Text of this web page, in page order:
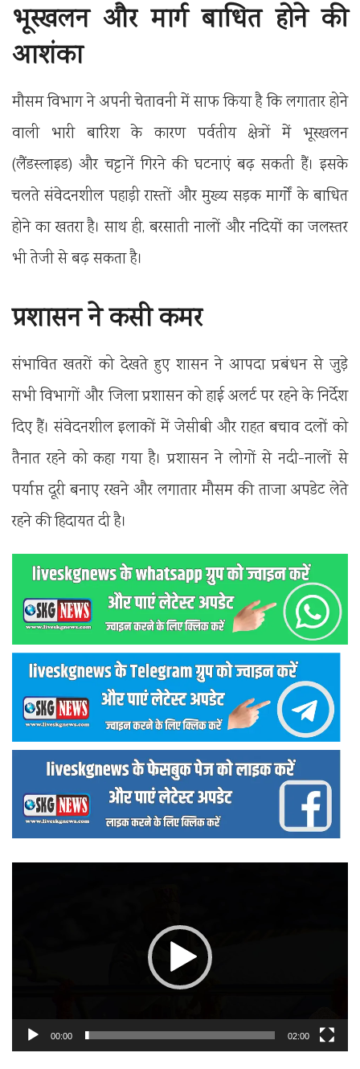
भूस्खलन और मार्ग बाधित होने की
आशंका
मौसम विभाग ने अपनी चेतावनी में साफ किया है कि लगातार होने
वाली भारी बारिश के कारण पर्वतीय क्षेत्रों में भूस्खलन
(लैंडस्लाइड) और चट्टानें गिरने की घटनाएं बढ़ सकती हैं। इसके
चलते संवेदनशील पहाड़ी रास्तों और मुख्य सड़क मार्गों के बाधित
होने का खतरा है। साथ ही, बरसाती नालों और नदियों का जलस्तर
भी तेजी से बढ़ सकता है।
प्रशासन ने कसी कमर
संभावित खतरों को देखते हुए शासन ने आपदा प्रबंधन से जुड़े
सभी विभागों और जिला प्रशासन को हाई अलर्ट पर रहने के निर्देश
दिए हैं। संवेदनशील इलाकों में जेसीबी और राहत बचाव दलों को
तैनात रहने को कहा गया है। प्रशासन ने लोगों से नदी-नालों से
पर्याप्त दूरी बनाए रखने और लगातार मौसम की ताजा अपडेट लेते
रहने की हिदायत दी है।
00:00 02:00